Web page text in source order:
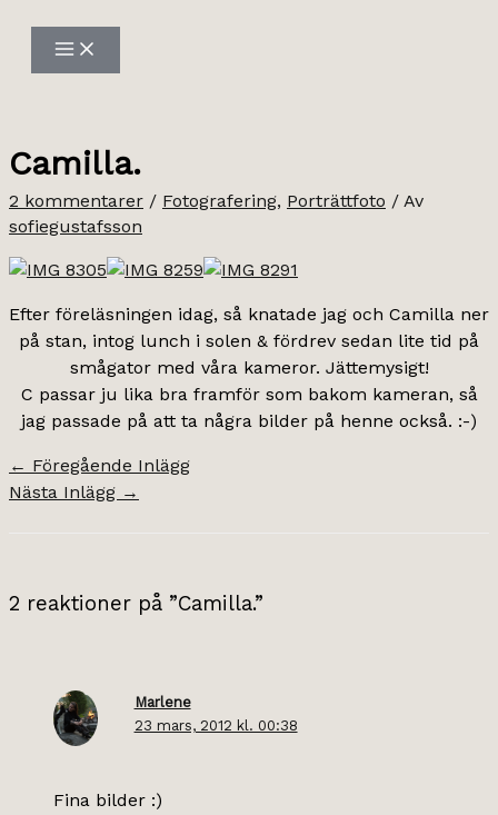
innehåll
Camilla.
2 kommentarer / Fotografering, Porträttfoto / Av
sofiegustafsson
Efter föreläsningen idag, så knatade jag och Camilla ner
på stan, intog lunch i solen & fördrev sedan lite tid på
smågator med våra kameror. Jättemysigt!
C passar ju lika bra framför som bakom kameran, så
jag passade på att ta några bilder på henne också. :-)
← Föregående Inlägg
Nästa Inlägg →
2 reaktioner på ”Camilla.”
Marlene
23 mars, 2012 kl. 00:38
Fina bilder :)